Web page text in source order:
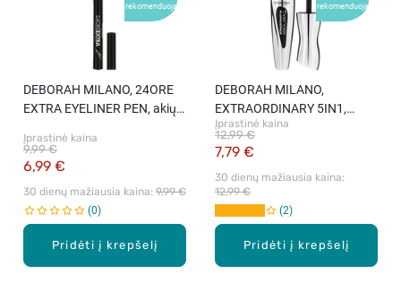
rekomenduoja
Pridėti į krepšelį
DEBORAH MILANO, 24ORE
EXTRA EYELINER PEN, akių
g
Įprastinė kaina
6,99 €
9,99 €
30 dienų mažiausia kaina: 9,99 €
0
rekomenduoja
Pridėti į krepšelį
DEBORAH MILANO,
EXTRAORDINARY 5IN1,
blakstienų tušas, 12 ml
Įprastinė kaina
7,79 €
12,99 €
30 dienų mažiausia kaina:
12,99 €
2